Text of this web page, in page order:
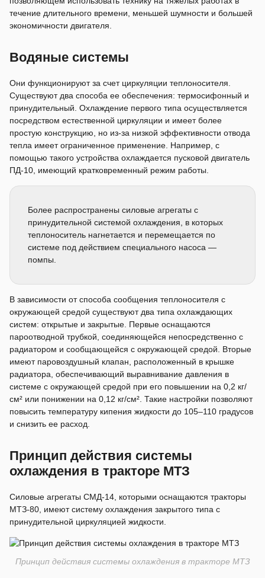
течение длительного времени, меньшей шумности и большей
экономичности двигателя.
Водяные системы
Они функционируют за счет циркуляции теплоносителя.
Существуют два способа ее обеспечения: термосифонный и
принудительный. Охлаждение первого типа осуществляется
посредством естественной циркуляции и имеет более
простую конструкцию, но из-за низкой эффективности отвода
тепла имеет ограниченное применение. Например, с
помощью такого устройства охлаждается пусковой двигатель
ПД-10, имеющий кратковременный режим работы.
Более распространены силовые агрегаты с
принудительной системой охлаждения, в которых
теплоноситель нагнетается и перемещается по
системе под действием специального насоса —
помпы.
В зависимости от способа сообщения теплоносителя с
окружающей средой существуют два типа охлаждающих
систем: открытые и закрытые. Первые оснащаются
пароотводной трубкой, соединяющейся непосредственно с
радиатором и сообщающейся с окружающей средой. Вторые
имеют паровоздушный клапан, расположенный в крышке
радиатора, обеспечивающий выравнивание давления в
системе с окружающей средой при его повышении на 0,2 кг/
см² или понижении на 0,12 кг/см². Такие настройки позволяют
повысить температуру кипения жидкости до 105–110 градусов
и снизить ее расход.
Принцип действия системы
охлаждения в тракторе МТЗ
Силовые агрегаты СМД-14, которыми оснащаются тракторы
МТЗ-80, имеют систему охлаждения закрытого типа с
принудительной циркуляцией жидкости.
Принцип действия системы охлаждения в тракторе МТЗ